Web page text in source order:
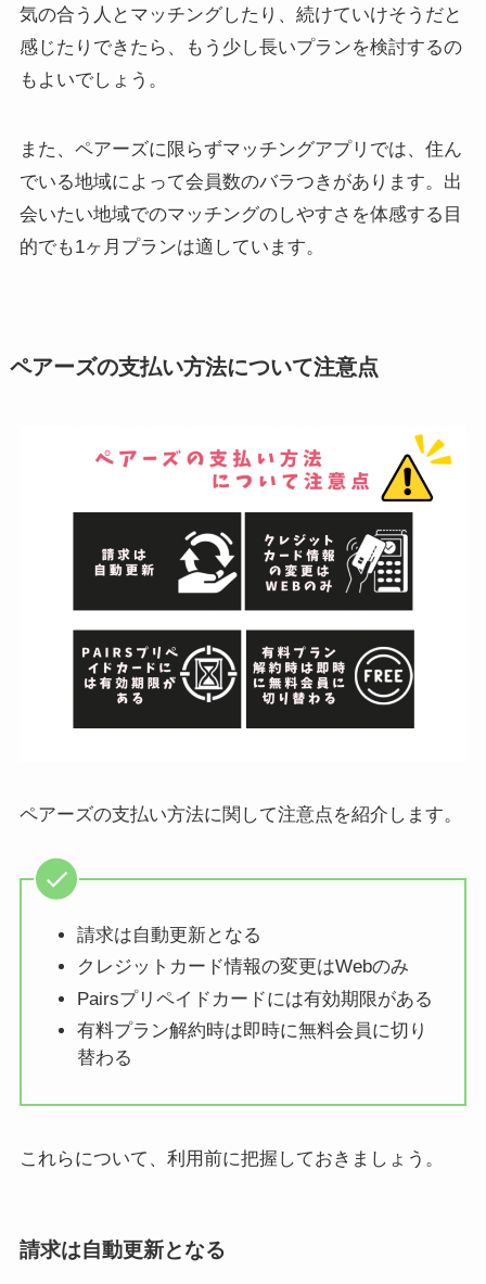
気の合う人とマッチングしたり、続けていけそうだと
感じたりできたら、もう少し長いプランを検討するの
もよいでしょう。
また、ペアーズに限らずマッチングアプリでは、住ん
でいる地域によって会員数のバラつきがあります。出
会いたい地域でのマッチングのしやすさを体感する目
的でも1ヶ月プランは適しています。
ペアーズの支払い方法について注意点
ペアーズの支払い方法に関して注意点を紹介します。
請求は自動更新となる
クレジットカード情報の変更はWebのみ
Pairsプリペイドカードには有効期限がある
有料プラン解約時は即時に無料会員に切り
替わる
これらについて、利用前に把握しておきましょう。
請求は自動更新となる